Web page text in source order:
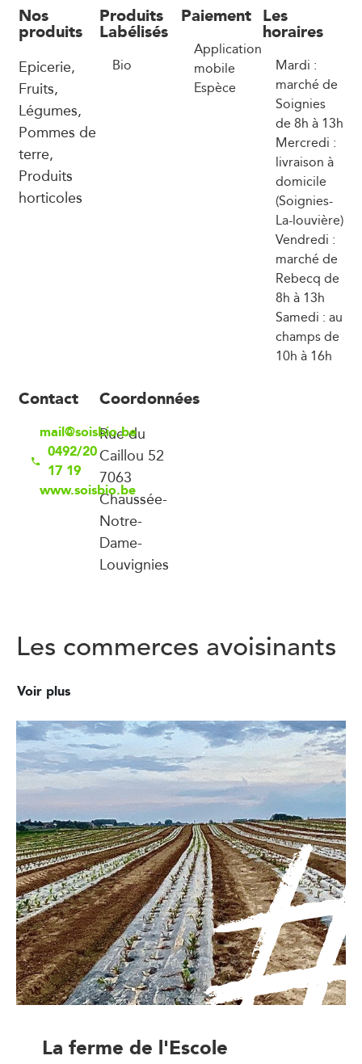
Nos
produits
Epicerie,
Fruits,
Légumes,
Pommes de
terre,
Produits
horticoles
Produits
Labélisés
Bio
Paiement
Application
mobile
Espèce
Les
horaires
Mardi :
marché de
Soignies
de 8h à 13h
Mercredi :
livraison à
domicile
(Soignies-
La-louvière)
Vendredi :
marché de
Rebecq de
8h à 13h
Samedi : au
champs de
10h à 16h
Contact
mail@soisbio.be
0492/20
17 19
www.soisbio.be
Coordonnées
Rue du
Caillou 52
7063
Chaussée-
Notre-
Dame-
Louvignies
Les commerces avoisinants
Voir plus
La ferme de l'Escole